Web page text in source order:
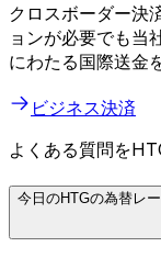
クロスボーダー決
ョンが必要でも当
にわたる国際送金
ビジネス決済
よくある質問を
今日のHTGの為替レ